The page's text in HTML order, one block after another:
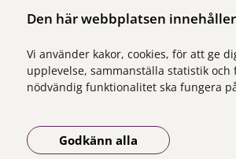
Den här webbplatsen
Vi använder kakor, cookies, för att ge
upplevelse, sammanställa statistik och
nödvändig funktionalitet ska fungera
Godkänn alla
Stockholm:
Centrum för arbets- och miljömedicin (CAMM)
Centrum för epidemiologi och samhällsmedicin
Centrum för hälsoekonomi, informatik och
Läs mer om webbplatsen